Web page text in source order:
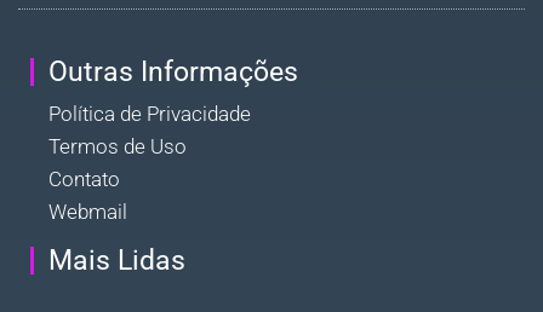
Outras Informações
Política de Privacidade
Termos de Uso
Contato
Webmail
Mais Lidas